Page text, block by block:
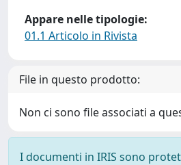
Appare nelle tipologie:
01.1 Articolo in Rivista
File in questo prodotto:
Non ci sono file associati a
I documenti in IRIS sono